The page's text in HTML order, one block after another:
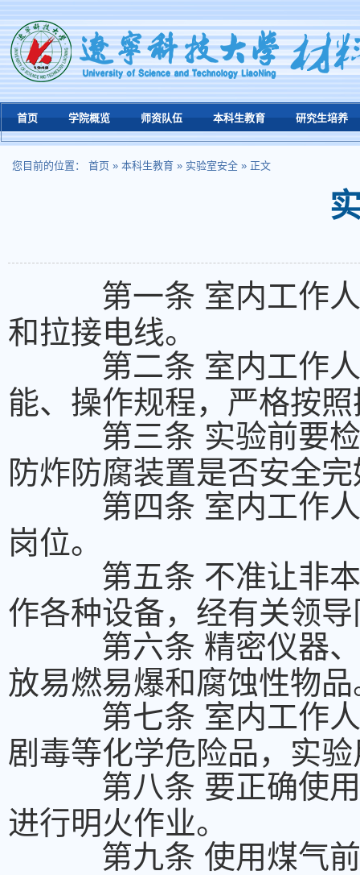
首页 学院概览 师资队伍 本科生教育 研究生培养
您目前的位置： 首页 » 本科生教育 » 实验室安全 » 正文
第一条 室内工作
和拉接电线。
第二条 室内工作
能、操作规程，严格按
第三条 实验前要
防炸防腐装置是否安全
第四条 室内工作
岗位。
第五条 不准让非
作各种设备，经有关领
第六条 精密仪器
放易燃易爆和腐蚀性物品
第七条 室内工作
剧毒等化学危险品，实
第八条 要正确使
进行明火作业。
第九条 使用煤气